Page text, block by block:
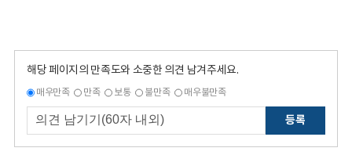
해당 페이지의 만족도와 소중한 의견 남겨주세요.
매우만족 만족 보통 불만족 매우불만족
등록